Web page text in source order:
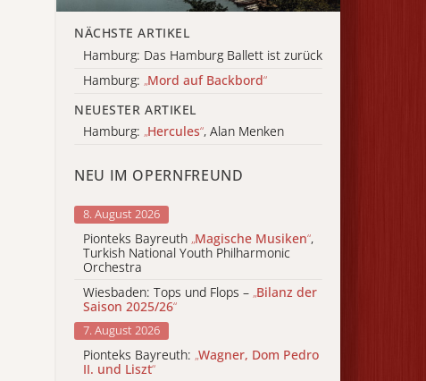
NÄCHSTE ARTIKEL
Hamburg: Das Hamburg Ballett ist zurück
Hamburg: „Mord auf Backbord“
NEUESTER ARTIKEL
Hamburg: „Hercules“, Alan Menken
NEU IM OPERNFREUND
8. August 2026
Pionteks Bayreuth „Magische Musiken“,
Turkish National Youth Philharmonic
Orchestra
Wiesbaden: Tops und Flops – „Bilanz der
Saison 2025/26“
7. August 2026
Pionteks Bayreuth: „Wagner, Dom Pedro
II. und Liszt“